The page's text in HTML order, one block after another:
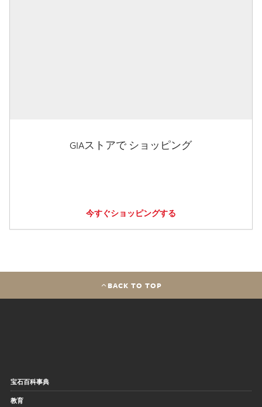
GIAストアで ショッピング
今すぐショッピングする
BACK TO TOP
宝石百科事典
教育